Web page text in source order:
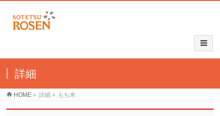
詳細
HOME » 詳細 » もち米